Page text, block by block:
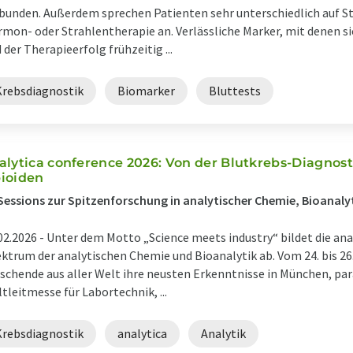
Außerdem sprechen Patienten sehr unterschiedlich auf
oder Strahlentherapie an. Verlässliche Marker, mit denen
der Therapieerfolg frühzeitig ...
Biomarker Bluttests
conference 2026: ​Von der Blutkrebs-
zur Spitzenforschung in analytischer Chemie,
- Unter dem Motto „Science meets industry“ bildet die
der analytischen Chemie und Bioanalytik ab. Vom 24. bis
aus aller Welt ihre neusten Erkenntnisse in München,
für Labortechnik, ...
analytica Analytik